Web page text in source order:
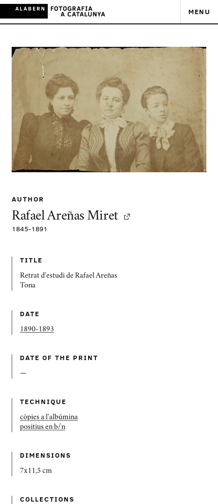
MENU
AUTHOR
Rafael Areñas Miret
1845-1891
TITLE
Retrat d'estudi de Rafael Areñas
Tona
DATE
1890-1893
DATE OF THE PRINT
—
TECHNIQUE
còpies a l'albúmina
positius en b/n
DIMENSIONS
7x11,5 cm
COLLECTIONS